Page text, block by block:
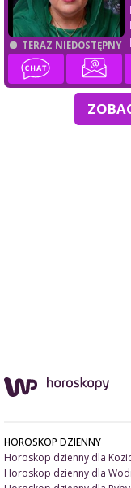
TERAZ NIEDOSTĘPNY
HOROSKOP DZIENNY
Horoskop dzienny dla
Horoskop dzienny dla